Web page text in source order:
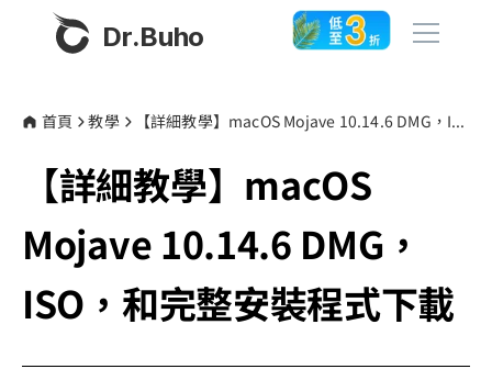
Dr.Buho
產品
BuhoCleaner
BuhoUnlocker
BuhoRepair
商店
部落格
首頁 教學 【詳細教學】macOS Mojave 10.14.6 DMG，ISO，和完整安裝程式下載
【詳細教學】macOS
Mojave 10.14.6 DMG，
ISO，和完整安裝程式下載